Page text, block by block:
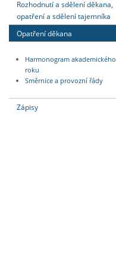
Rozhodnutí a sdělení děkana,
opatření a sdělení tajemníka
Opatření děkana
Harmonogram akademického
roku
Směrnice a provozní řády
Zápisy